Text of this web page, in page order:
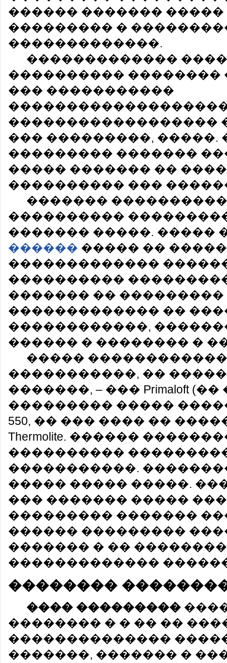
������ �������
��������� �
�������������.
�������������
���������� ��������
��� �����������
������������������
��� ���������, �����.
��������� �������
����� ������� ��
���������� ���
�������
����������
������� �����. �����
������ ����� ��
�������������
����������
������� �� ���������
������������� ��
������������,
������ � �������� �
����� ������������
�����������, ��
�������, – ��� Primaloft
��������� �����
550, �� ��� ���� ��
Thermolite. ������
����������
�����������.
����� ����� �����.
��� ������� �����
��������� �������
������ ���������
������� � ��
�������������
��������
���� ���������
�������� � � �� ��
��������������
�������, ������� �